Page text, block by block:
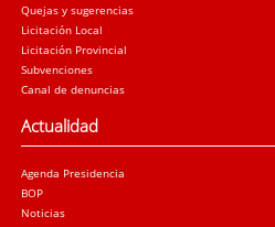
Quejas y sugerencias
Licitación Local
Licitación Provincial
Subvenciones
Canal de denuncias
Actualidad
Agenda Presidencia
BOP
Noticias